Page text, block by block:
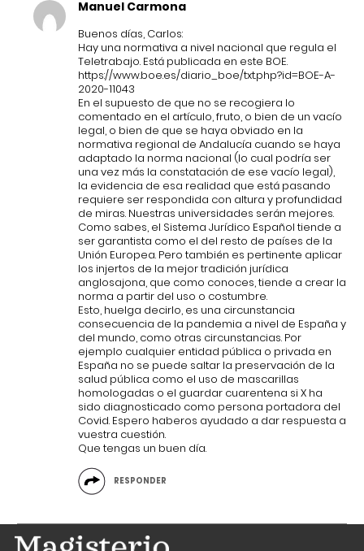
Manuel Carmona
Buenos días, Carlos:
Hay una normativa a nivel nacional que regula el
Teletrabajo. Está publicada en este BOE.
https://www.boe.es/diario_boe/txt.php?id=BOE-A-
2020-11043
En el supuesto de que no se recogiera lo
comentado en el artículo, fruto, o bien de un vacío
legal, o bien de que se haya obviado en la
normativa regional de Andalucía cuando se haya
adaptado la norma nacional (lo cual podría ser
una vez más la constatación de ese vacío legal),
la evidencia de esa realidad que está pasando
requiere ser respondida con altura y profundidad
de miras. Nuestras universidades serán mejores.
Como sabes, el Sistema Jurídico Español tiende a
ser garantista como el del resto de países de la
Unión Europea. Pero también es pertinente aplicar
los injertos de la mejor tradición jurídica
anglosajona, que como conoces, tiende a crear la
norma a partir del uso o costumbre.
Esto, huelga decirlo, es una circunstancia
consecuencia de la pandemia a nivel de España y
del mundo, como otras circunstancias. Por
ejemplo cualquier entidad pública o privada en
España no se puede saltar la preservación de la
salud pública como el uso de mascarillas
homologadas o el guardar cuarentena si X ha
sido diagnosticado como persona portadora del
Covid. Espero haberos ayudado a dar respuesta a
vuestra cuestión.
Que tengas un buen día.
RESPONDER